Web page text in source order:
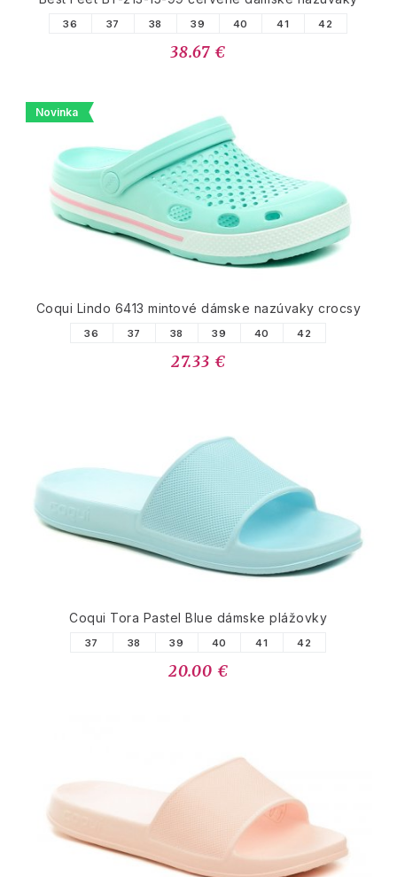
36 37 38 39 40 41 42
38.67 €
Novinka
Coqui Lindo 6413 mintové dámske nazúvaky crocsy
36 37 38 39 40 42
27.33 €
Coqui Tora Pastel Blue dámske plážovky
37 38 39 40 41 42
20.00 €